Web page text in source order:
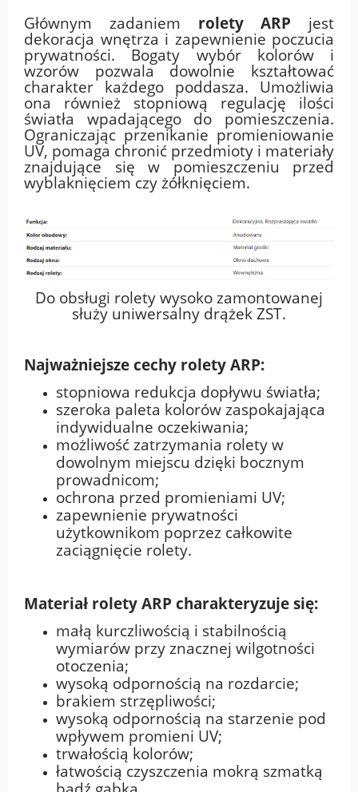
Głównym zadaniem rolety ARP jest
dekoracja wnętrza i zapewnienie poczucia
prywatności. Bogaty wybór kolorów i
wzorów pozwala dowolnie kształtować
charakter każdego poddasza. Umożliwia
ona również stopniową regulację ilości
światła wpadającego do pomieszczenia.
Ograniczając przenikanie promieniowanie
UV, pomaga chronić przedmioty i materiały
znajdujące się w pomieszczeniu przed
wyblaknięciem czy żółknięciem.
Do obsługi rolety wysoko zamontowanej
służy uniwersalny drążek ZST.
Najważniejsze cechy rolety ARP:
stopniowa redukcja dopływu światła;
szeroka paleta kolorów zaspokajająca
indywidualne oczekiwania;
możliwość zatrzymania rolety w
dowolnym miejscu dzięki bocznym
prowadnicom;
ochrona przed promieniami UV;
zapewnienie prywatności
użytkownikom poprzez całkowite
zaciągnięcie rolety.
Materiał rolety ARP charakteryzuje się:
małą kurczliwością i stabilnością
wymiarów przy znacznej wilgotności
otoczenia;
wysoką odpornością na rozdarcie;
brakiem strzępliwości;
wysoką odpornością na starzenie pod
wpływem promieni UV;
trwałością kolorów;
łatwością czyszczenia mokrą szmatką